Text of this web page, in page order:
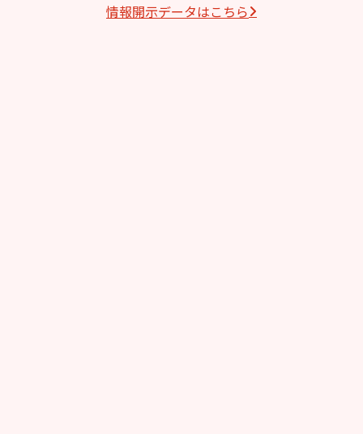
情報開⽰データはこちら